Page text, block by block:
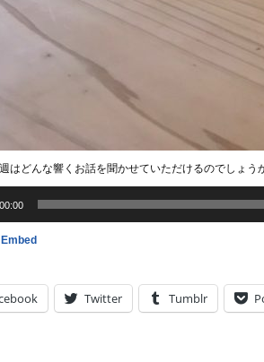
はどんな響くお話を聞かせていただけるのでしょう
00:00
Embed
Twitter Tumblr